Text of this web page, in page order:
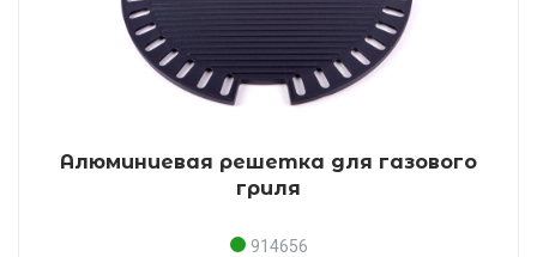
Алюминиевая решетка для газового
гриля
914656